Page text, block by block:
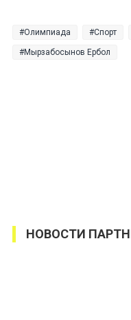
Олимпиада Спорт
Мырзабосынов Ербол
НОВОСТИ